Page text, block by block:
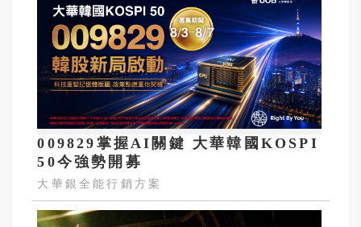
009829掌握AI關鍵 大華韓國KOSPI
50今強勢開募
大華銀全能行銷方案